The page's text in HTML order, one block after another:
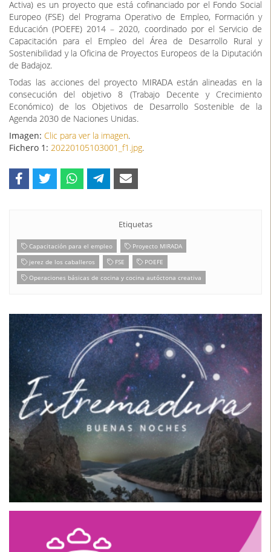
Activa) es un proyecto que está cofinanciado por el Fondo Social
Europeo (FSE) del Programa Operativo de Empleo, Formación y
Educación (POEFE) 2014 – 2020, coordinado por el Servicio de
Capacitación para el Empleo del Área de Desarrollo Rural y
Sostenibilidad y la Oficina de Proyectos Europeos de la Diputación
de Badajoz.
Todas las acciones del proyecto MIRADA están alineadas en la
consecución del objetivo 8 (Trabajo Decente y Crecimiento
Económico) de los Objetivos de Desarrollo Sostenible de la
Agenda 2030 de Naciones Unidas.
Imagen: Clic para ver la imagen.
Fichero 1: 20220105103001_f1.jpg.
Etiquetas
Capacitación para el empleo
Proyecto MIRADA
jerez de los caballeros
FSE
POEFE
Operaciones básicas de cocina y cocina autóctona creativa